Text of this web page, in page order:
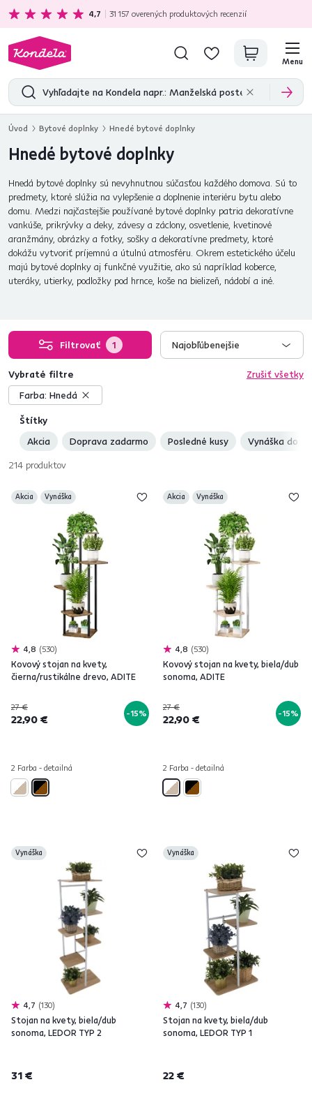
Ekologická doprava zadarmo nad 199 €
4,7 31 157 overených produktových recenzií
Menu
Úvod Bytové doplnky Hnedé bytové doplnky
Hnedé bytové doplnky
Hnedá bytové doplnky sú nevyhnutnou súčasťou každého domova. Sú to
predmety, ktoré slúžia na vylepšenie a doplnenie interiéru bytu alebo
domu. Medzi najčastejšie používané bytové doplnky patria dekoratívne
vankúše, prikrývky a deky, závesy a záclony, osvetlenie, kvetinové
aranžmány, obrázky a fotky, sošky a dekoratívne predmety, ktoré
dokážu vytvoriť príjemnú a útulnú atmosféru. Okrem estetického účelu
majú bytové doplnky aj funkčné využitie, ako sú napríklad koberce,
uteráky, utierky, podložky pod hrnce, koše na bielizeň, nádobí a iné.
Filtrovať 1 Najobľúbenejšie
Štítky
Akcia
Doprava zadarmo Posledné kusy Vynáška do
Vybraté filtre
Zrušiť všetky
Farba: Hnedá
214 produktov
Akcia Vynáška
4,8 530
Kovový stojan na kvety,
čierna/rustikálne drevo, ADITE
27 €
22,90 € -15%
2 Farba - detailná
Akcia Vynáška
4,8 530
Kovový stojan na kvety, biela/dub
sonoma, ADITE
27 €
22,90 € -15%
2 Farba - detailná
Vynáška
4,7 130
Stojan na kvety, biela/dub
sonoma, LEDOR TYP 2
31 €
Vynáška
4,7 130
Stojan na kvety, biela/dub
sonoma, LEDOR TYP 1
22 €